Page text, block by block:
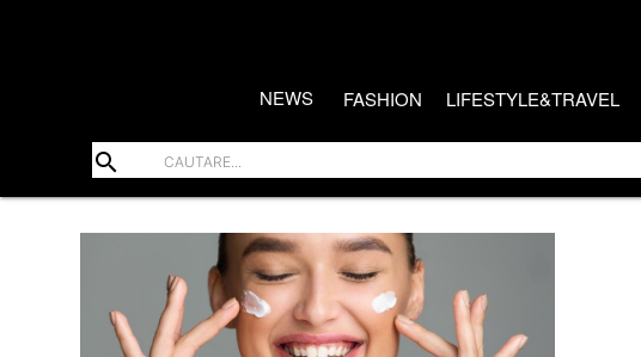
NEWS FASHION LIFESTYLE&TRAVEL
search